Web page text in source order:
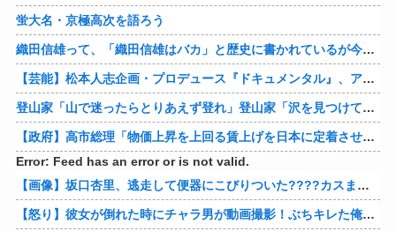
蛍大名・京極高次を語ろう
織田信雄って、「織田信雄はバカ」と歴史に書かれているが今まで家が残っているんでバカではないよな？
【芸能】松本人志企画・プロデュース『ドキュメンタル』、アメリカで初の制作が決定
登山家「山で迷ったらとりあえず登れ」登山家「沢を見つけて下山しろ」←これ結局どっちが正解なの？
【政府】高市総理「物価上昇を上回る賃上げを日本に定着させる」 国家公務員月給3.51％増へ 人事院の勧告を受け
Error: Feed has an error or is not valid.
【画像】坂口杏里、逃走して便器にこびりついた????カスまで晒されるwww
【怒り】彼女が倒れた時にチャラ男が動画撮影！ぶちキレた俺がしたことｗｗｗｗ 他